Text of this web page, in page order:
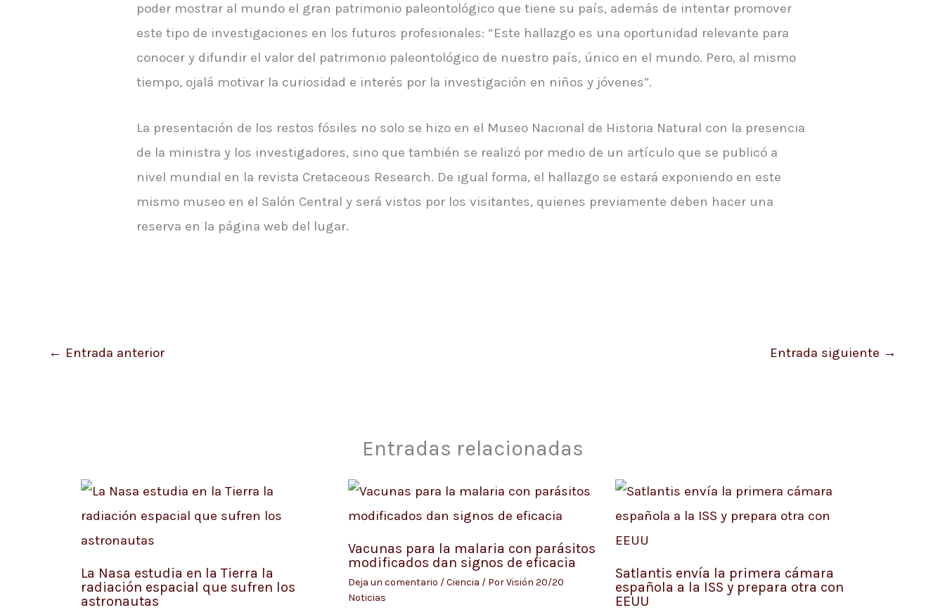
poder mostrar al mundo el gran patrimonio paleontológico que tiene su país, además de intentar promover
este tipo de investigaciones en los futuros profesionales: “Este hallazgo es una oportunidad relevante para
conocer y difundir el valor del patrimonio paleontológico de nuestro país, único en el mundo. Pero, al mismo
tiempo, ojalá motivar la curiosidad e interés por la investigación en niños y jóvenes”.
La presentación de los restos fósiles no solo se hizo en el Museo Nacional de Historia Natural con la presencia
de la ministra y los investigadores, sino que también se realizó por medio de un artículo que se publicó a
nivel mundial en la revista Cretaceous Research. De igual forma, el hallazgo se estará exponiendo en este
mismo museo en el Salón Central y será vistos por los visitantes, quienes previamente deben hacer una
reserva en la página web del lugar.
← Entrada anterior Entrada siguiente →
Entradas relacionadas
La Nasa estudia en la Tierra la
radiación espacial que sufren los
astronautas
Vacunas para la malaria con parásitos
modificados dan signos de eficacia
Deja un comentario /Ciencia / PorVisión 20/20
Noticias
Satlantis envía la primera cámara
española a la ISS y prepara otra con
EEUU